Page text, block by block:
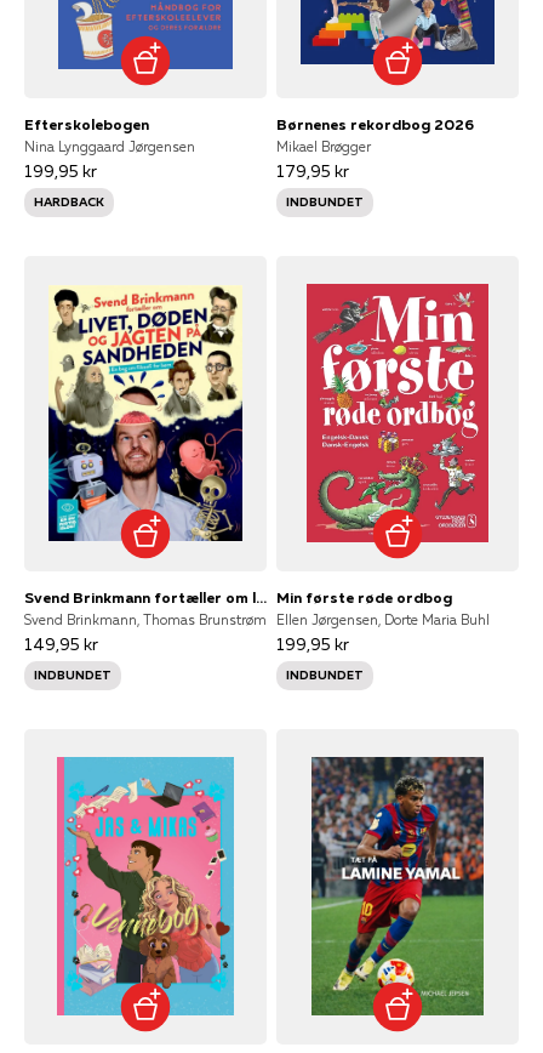
Efterskolebogen
Nina Lynggaard Jørgensen
199,95 kr
HARDBACK
Børnenes rekordbog 2026
Mikael Brøgger
179,95 kr
INDBUNDET
Svend Brinkmann fortæller om livet, døden og jagten på sandheden
Svend Brinkmann, Thomas Brunstrøm
149,95 kr
INDBUNDET
Min første røde ordbog
Ellen Jørgensen, Dorte Maria Buhl
199,95 kr
INDBUNDET